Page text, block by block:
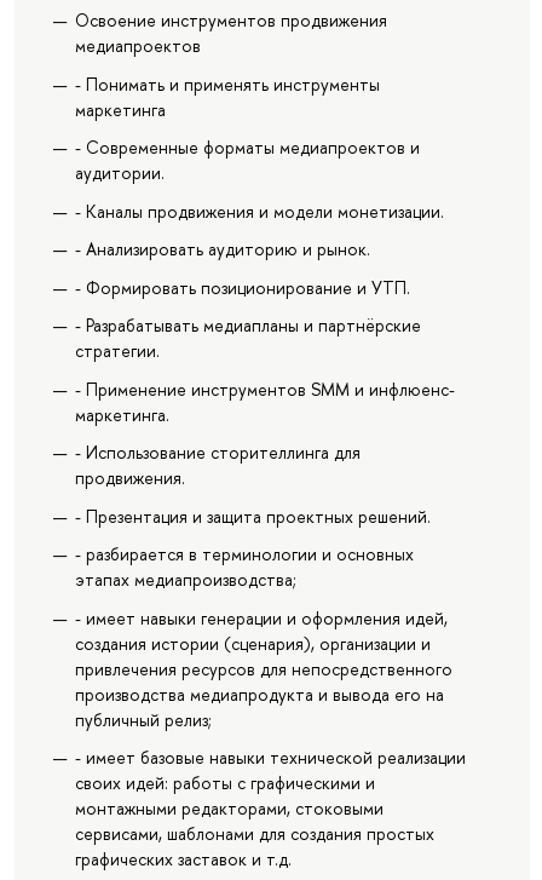
Освоение инструментов продвижения
медиапроектов
- Понимать и применять инструменты
маркетинга
- Современные форматы медиапроектов и
аудитории.
- Каналы продвижения и модели монетизации.
- Анализировать аудиторию и рынок.
- Формировать позиционирование и УТП.
- Разрабатывать медиапланы и партнёрские
стратегии.
- Применение инструментов SMM и инфлюенс-
маркетинга.
- Использование сторителлинга для
продвижения.
- Презентация и защита проектных решений.
- разбирается в терминологии и основных
этапах медиапроизводства;
- имеет навыки генерации и оформления идей,
создания истории (сценария), организации и
привлечения ресурсов для непосредственного
производства медиапродукта и вывода его на
публичный релиз;
- имеет базовые навыки технической реализации
своих идей: работы с графическими и
монтажными редакторами, стоковыми
сервисами, шаблонами для создания простых
графических заставок и т.д.